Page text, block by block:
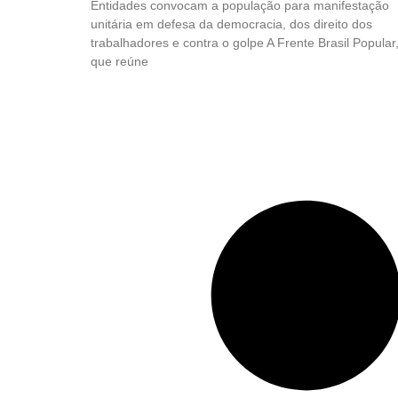
Entidades convocam a população para manifestação
unitária em defesa da democracia, dos direito dos
trabalhadores e contra o golpe A Frente Brasil Popular,
que reúne